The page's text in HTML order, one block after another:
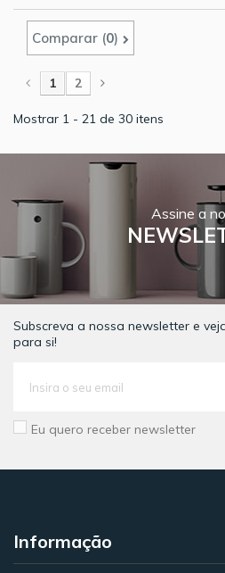
Comparar (0)
1 2
Mostrar 1 - 21 de 30 itens
Assine a
Subscreva a nossa newsletter e
para si!
Eu quero receber newsletter
Informação